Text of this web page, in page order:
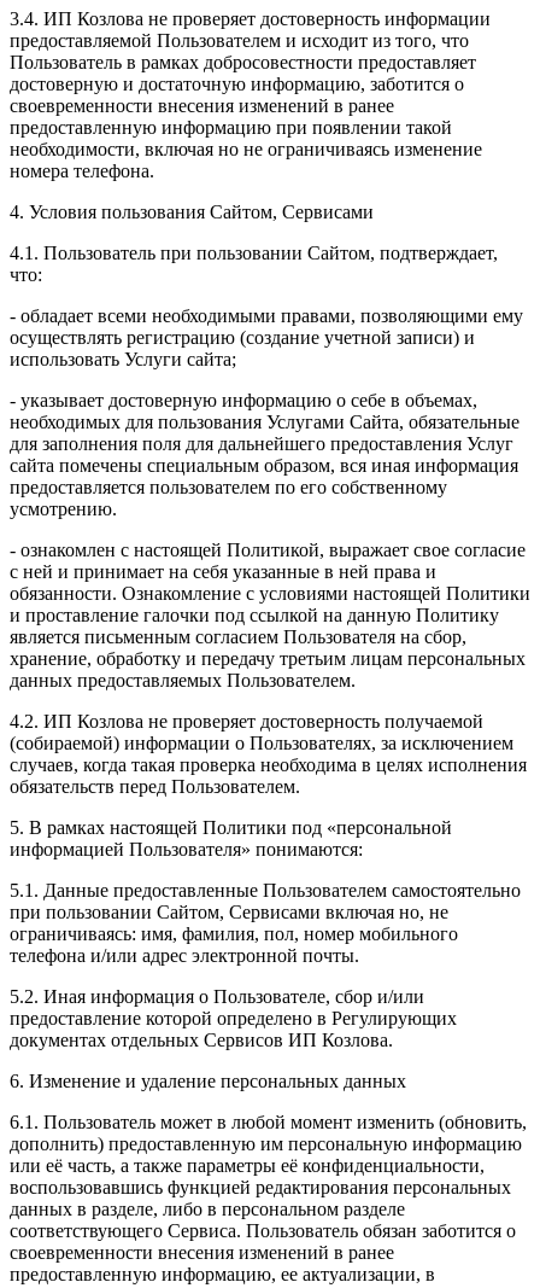
3.4. ИП Козлова не проверяет достоверность информации
предоставляемой Пользователем и исходит из того, что
Пользователь в рамках добросовестности предоставляет
достоверную и достаточную информацию, заботится о
своевременности внесения изменений в ранее
предоставленную информацию при появлении такой
необходимости, включая но не ограничиваясь изменение
номера телефона.
4. Условия пользования Сайтом, Сервисами
4.1. Пользователь при пользовании Сайтом, подтверждает,
что:
- обладает всеми необходимыми правами, позволяющими ему
осуществлять регистрацию (создание учетной записи) и
использовать Услуги сайта;
- указывает достоверную информацию о себе в объемах,
необходимых для пользования Услугами Сайта, обязательные
для заполнения поля для дальнейшего предоставления Услуг
сайта помечены специальным образом, вся иная информация
предоставляется пользователем по его собственному
усмотрению.
- ознакомлен с настоящей Политикой, выражает свое согласие
с ней и принимает на себя указанные в ней права и
обязанности. Ознакомление с условиями настоящей Политики
и проставление галочки под ссылкой на данную Политику
является письменным согласием Пользователя на сбор,
хранение, обработку и передачу третьим лицам персональных
данных предоставляемых Пользователем.
4.2. ИП Козлова не проверяет достоверность получаемой
(собираемой) информации о Пользователях, за исключением
случаев, когда такая проверка необходима в целях исполнения
обязательств перед Пользователем.
5. В рамках настоящей Политики под «персональной
информацией Пользователя» понимаются:
5.1. Данные предоставленные Пользователем самостоятельно
при пользовании Сайтом, Сервисами включая но, не
ограничиваясь: имя, фамилия, пол, номер мобильного
телефона и/или адрес электронной почты.
5.2. Иная информация о Пользователе, сбор и/или
предоставление которой определено в Регулирующих
документах отдельных Сервисов ИП Козлова.
6. Изменение и удаление персональных данных
6.1. Пользователь может в любой момент изменить (обновить,
дополнить) предоставленную им персональную информацию
или её часть, а также параметры её конфиденциальности,
воспользовавшись функцией редактирования персональных
данных в разделе, либо в персональном разделе
соответствующего Сервиса. Пользователь обязан заботится о
своевременности внесения изменений в ранее
предоставленную информацию, ее актуализации, в